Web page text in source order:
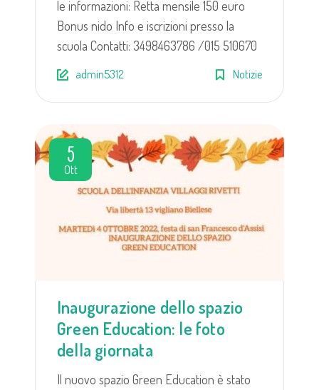
le informazioni: Retta mensile 150 euro
Bonus nido Info e iscrizioni presso la
scuola Contatti: 3498463786 /015 510670
admin5312 Notizie
5
Ott
Inaugurazione dello spazio
Green Education: le foto
della giornata
Il nuovo spazio Green Education è stato